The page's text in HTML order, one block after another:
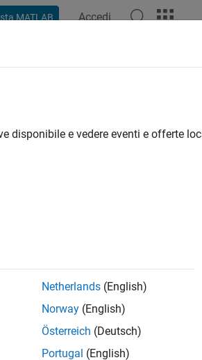
MATLAB Accedi
disponibile e vedere eventi e offerte
Netherlands (English)
Norway (English)
Österreich (Deutsch)
Portugal (English)